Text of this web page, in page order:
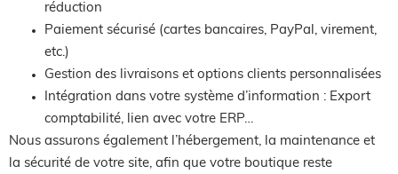
réduction
Paiement sécurisé (cartes bancaires, PayPal, virement,
etc.)
Gestion des livraisons et options clients personnalisées
Intégration dans votre système d’information : Export
comptabilité, lien avec votre ERP…
Nous assurons également l’hébergement, la maintenance et
la sécurité de votre site, afin que votre boutique reste